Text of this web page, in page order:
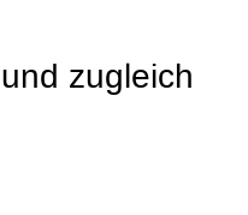
zugleich